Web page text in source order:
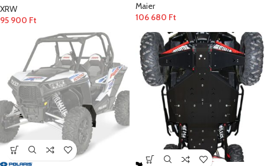
XRW
95 900 Ft
Maier
106 680 Ft